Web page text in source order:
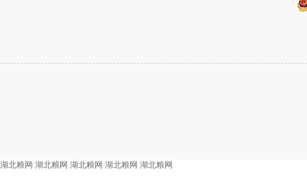
湖北粮网 湖北粮网 湖北粮网 湖北粮网 湖北粮网